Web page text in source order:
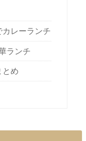
レーランチ
ランチ
とめ